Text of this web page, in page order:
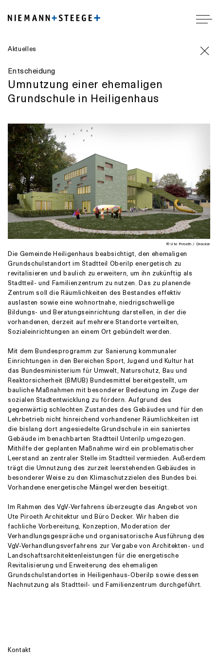
Aktuelles
Entscheidung
Umnutzung einer ehemaligen
Grundschule in Heiligenhaus
© Ute Piroeth / Drecker
Die Gemeinde Heiligenhaus beabsichtigt, den ehemaligen
Grundschulstandort im Stadtteil Oberilp energetisch zu
revitalisieren und baulich zu erweitern, um ihn zukünftig als
Stadtteil- und Familienzentrum zu nutzen. Das zu planende
Zentrum soll die Räumlichkeiten des Bestandes effektiv
auslasten sowie eine wohnortnahe, niedrigschwellige
Bildungs- und Beratungseinrichtung darstellen, in der die
vorhandenen, derzeit auf mehrere Standorte verteilten,
Sozialeinrichtungen an einem Ort gebündelt werden.
Mit dem Bundesprogramm zur Sanierung kommunaler
Einrichtungen in den Bereichen Sport, Jugend und Kultur hat
das Bundesministerium für Umwelt, Naturschutz, Bau und
Reaktorsicherheit (BMUB) Bundesmittel bereitgestellt, um
bauliche Maßnahmen mit besonderer Bedeutung im Zuge der
sozialen Stadtentwicklung zu fördern. Aufgrund des
gegenwärtig schlechten Zustandes des Gebäudes und für den
Lehrbetrieb nicht hinreichend vorhandener Räumlichkeiten ist
die bislang dort angesiedelte Grundschule in ein saniertes
Gebäude im benachbarten Stadtteil Unterilp umgezogen.
Mithilfe der geplanten Maßnahme wird ein problematischer
Leerstand an zentraler Stelle im Stadtteil vermieden. Außerdem
trägt die Umnutzung des zurzeit leerstehenden Gebäudes in
besonderer Weise zu den Klimaschutzzielen des Bundes bei.
Vorhandene energetische Mängel werden beseitigt.
Im Rahmen des VgV-Verfahrens überzeugte das Angebot von
Ute Piroeth Architektur und Büro Decker. Wir haben die
fachliche Vorbereitung, Konzeption, Moderation der
Verhandlungsgespräche und organisatorische Ausführung des
VgV-Verhandlungsverfahrens zur Vergabe von Architekten- und
Landschaftsarchitektenleistungen für die energetische
Revitalisierung und Erweiterung des ehemaligen
Grundschulstandortes in Heiligenhaus-Oberilp sowie dessen
Nachnutzung als Stadtteil- und Familienzentrum durchgeführt.
Kontakt